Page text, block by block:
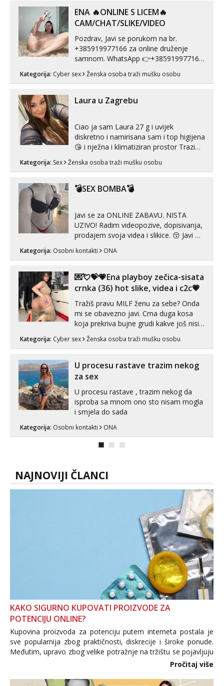
ENA 🔥ONLINE S LICEM🔥
CAM/CHAT/SLIKE/VIDEO
Pozdrav, Javi se porukom na br.
+385919977166 za online druženje
samnom. WhatsApp 👉+385919977166
Telegram 👉@enafriedrichkis Radim
videopozive s licem, solo i s partnerom,
kombinacije halteri, haljine, štikle,
samostojeće itd. Nudim svakakva videa
Kategorija: Cyber sex Ženska osoba traži mušku osobu
Laura u Zagrebu
Ciao ja sam Laura 27 g i uvijek
diskretno i namirisana sam i top higijena
😘 i nježna i klimatiziran prostor Trazim
Pusenje i gutanje sperme Erotsko rublje
tijelu Iskljucivo neradim analni !!! I
Kategorija: Sex Ženska osoba traži mušku osobu
💣SEX BOMBA💣
Javi se za ONLINE ZABAVU. NISTA
UZIVO! Radim videopozive, dopisivanja,
prodajem svoja videa i slikice. 😚 Javi mi
Telegram. +385 91 723 0045
Kategorija: Osobni kontakti ONA
💌💘💝💗Ena playboy zečica-sisata
crnka (36) hot slike, videa i c2c💗
Tražiš pravu MILF ženu za sebe? Onda
mi se obavezno javi. Crna duga kosa
koja prekriva bujne grudi kakve još nisi
vidio, čista ŠESTICA! A usne? O usnama
bolje da ni ne pričam. Prave pune usne
vjeruj mi, takve još nisi vidio. Uvijek sam
spremna za ONLOINE zabavu...
Kategorija: Cyber sex Ženska osoba traži mušku osobu
U procesu rastave trazim nekog
za sex
U procesu rastave , trazim nekog da
isproba sa mnom ono sto nisam mogla
i smjela do sada
Kategorija: Osobni kontakti ONA
NAJNOVIJI ČLANCI
KAKO SIGURNO KUPOVATI PROIZVODE ZA
POTENCIJU ONLINE?
Kupovina proizvoda za potenciju putem interneta postala je
sve popularnija zbog praktičnosti, diskrecije i široke ponude.
Međutim, upravo zbog velike potražnje na tržištu se pojavljuju
i brojni krivotvoreni proizvodi, nepouzdane internetske
Pročitaj više